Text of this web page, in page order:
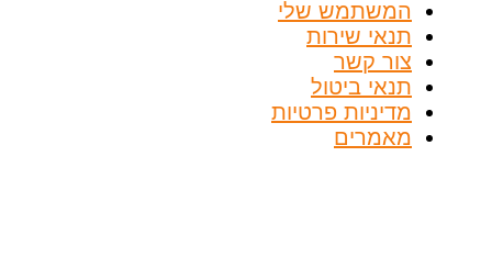
המשתמש שלי
תנאי שירות
צור קשר
תנאי ביטול
מדיניות פרטיות
מאמרים